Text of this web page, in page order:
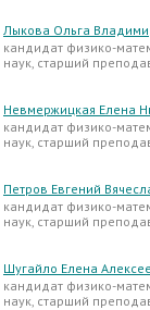
Лыкова Ольга
кандидат физико-
наук, старший
Невмержицкая Елена
кандидат физико-
наук, старший
Петров Евгений
кандидат физико-
наук, старший
Шугайло Елена
кандидат физико-
наук, старший